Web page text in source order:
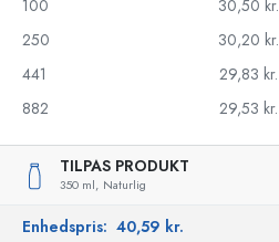
100
30,50 kr.
250
30,20 kr.
441
29,83 kr.
882
29,53 kr.
TILPAS PRODUKT
350 ml, Naturlig
Enhedspris: 40,59 kr.